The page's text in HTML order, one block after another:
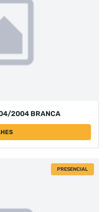
2004 BRANCA
PRESENCIAL